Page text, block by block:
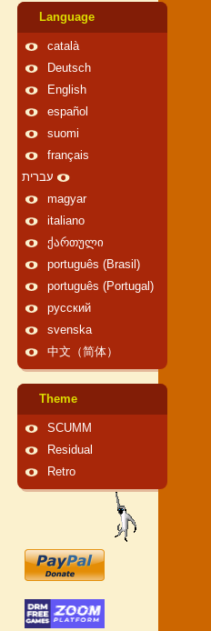
Language
català
Deutsch
English
español
suomi
français
עברית
magyar
italiano
ქართული
português (Brasil)
português (Portugal)
русский
svenska
中文（简体）
Theme
SCUMM
Residual
Retro